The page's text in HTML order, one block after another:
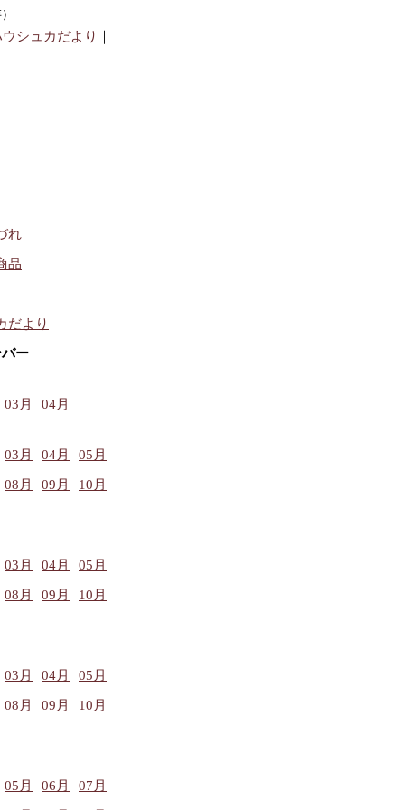
ウシュカだより
れ
品
だより
ー
03月 04月
03月 04月 05月
08月 09月 10月
03月 04月 05月
08月 09月 10月
03月 04月 05月
08月 09月 10月
05月 06月 07月